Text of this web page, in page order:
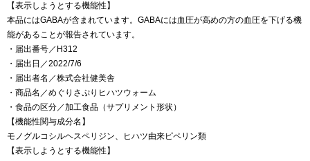
【表示しようとする機能性】
本品にはGABAが含まれています。GABAには血圧が高めの方の血圧を下げる機
能があることが報告されています。
・届出番号／H312
・届出日／2022/7/6
・届出者名／株式会社健美舎
・商品名／めぐりさぷりヒハツウォーム
・食品の区分／加工食品（サプリメント形状）
【機能性関与成分名】
モノグルコシルヘスペリジン、ヒハツ由来ピペリン類
【表示しようとする機能性】